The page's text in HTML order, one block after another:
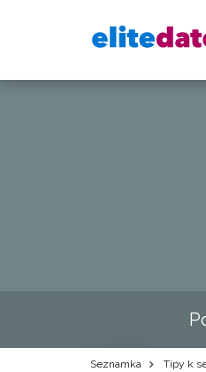
Seznamka Tipy k